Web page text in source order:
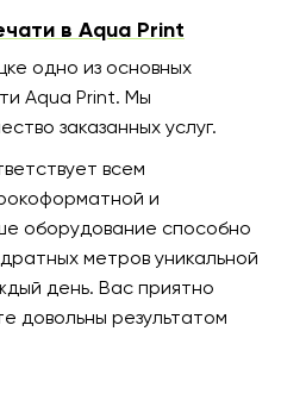
в Aqua Print
одно из основных
Aqua Print. Мы
заказанных услуг.
всем
и
оборудование способно
метров уникальной
день. Вас приятно
довольны результатом